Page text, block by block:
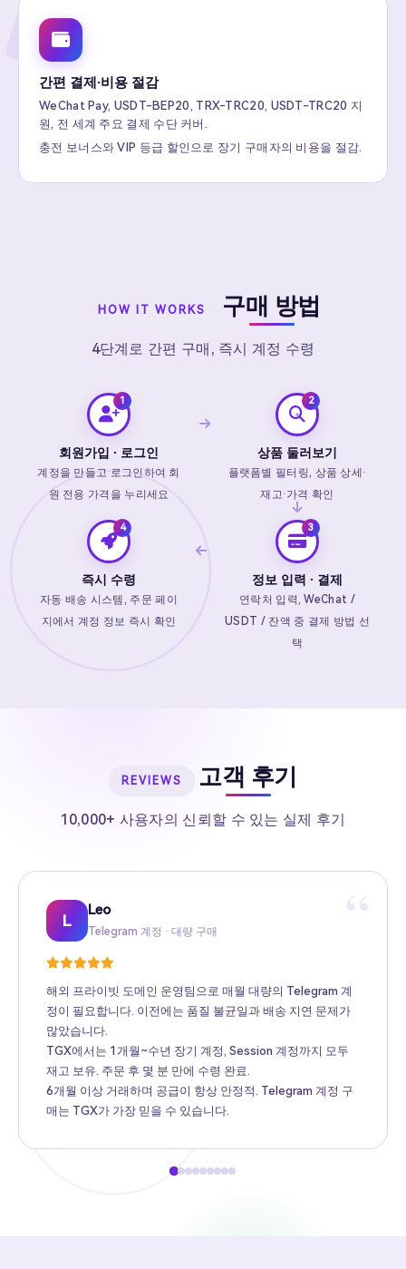
간편 결제·비용 절감
WeChat Pay, USDT-BEP20, TRX-TRC20, USDT-TRC20 지
원, 전 세계 주요 결제 수단 커버.
충전 보너스와 VIP 등급 할인으로 장기 구매자의 비용을 절감.
HOW IT WORKS 구매 방법
4단계로 간편 구매, 즉시 계정 수령
회원가입 · 로그인
계정을 만들고 로그인하여 회
원 전용 가격을 누리세요
상품 둘러보기
플랫폼별 필터링, 상품 상세·
재고·가격 확인
정보 입력 · 결제
연락처 입력, WeChat /
USDT / 잔액 중 결제 방법 선
택
즉시 수령
자동 배송 시스템, 주문 페이
지에서 계정 정보 즉시 확인
REVIEWS 고객 후기
10,000+ 사용자의 신뢰할 수 있는 실제 후기
L
Leo
Telegram 계정 · 대량 구매
해외 프라이빗 도메인 운영팀으로 매월 대량의 Telegram 계
정이 필요합니다. 이전에는 품질 불균일과 배송 지연 문제가
많았습니다.
TGX에서는 1개월~수년 장기 계정, Session 계정까지 모두
재고 보유. 주문 후 몇 분 만에 수령 완료.
6개월 이상 거래하며 공급이 항상 안정적. Telegram 계정 구
매는 TGX가 가장 믿을 수 있습니다.
Sarah
Twitter 고팔로워 · Web3 프로모션
Kevin
TikTok 계정 · 크로스보더 전자상거래
Mike
Facebook 광고 계정 · 크로스보더 광고
Amy
Instagram 계정 · 브랜드 해외 홍보
Daniel
Gmail · Apple ID · AI 도구
Jason
YouTube 계정 · 콘텐츠 수익화
Wing
Telegram Premium 대행 · 개인 사용자
Richard
해외 계정 도매 · MCN 기관